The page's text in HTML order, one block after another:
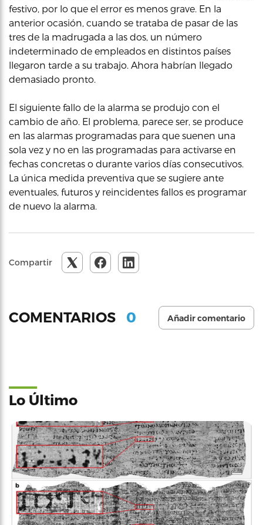
festivo, por lo que el error es menos grave. En la
anterior ocasión, cuando se trataba de pasar de las
tres de la madrugada a las dos, un número
indeterminado de empleados en distintos países
llegaron tarde a su trabajo. Ahora habrían llegado
demasiado pronto.
El siguiente fallo de la alarma se produjo con el
cambio de año. El problema, parece ser, se produce
en las alarmas programadas para que suenen una
sola vez y no en las programadas para activarse en
fechas concretas o durante varios días consecutivos.
La única medida preventiva que se sugiere ante
eventuales, futuros y reincidentes fallos es programar
de nuevo la alarma.
Compartir
COMENTARIOS 0 Añadir comentario
Lo Último